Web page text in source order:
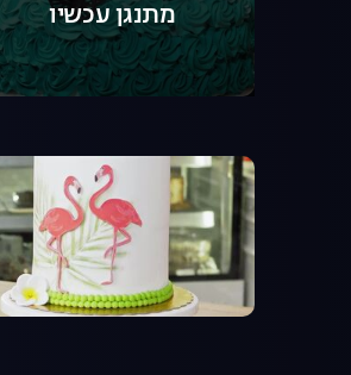
מתנגן עכשיו